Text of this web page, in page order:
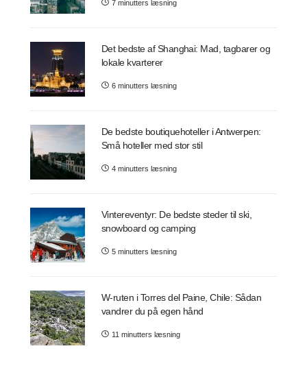
7 minutters læsning
Det bedste af Shanghai: Mad, tagbarer og
lokale kvarterer
6 minutters læsning
De bedste boutiquehoteller i Antwerpen:
Små hoteller med stor stil
4 minutters læsning
Vintereventyr: De bedste steder til ski,
snowboard og camping
5 minutters læsning
W-ruten i Torres del Paine, Chile: Sådan
vandrer du på egen hånd
11 minutters læsning